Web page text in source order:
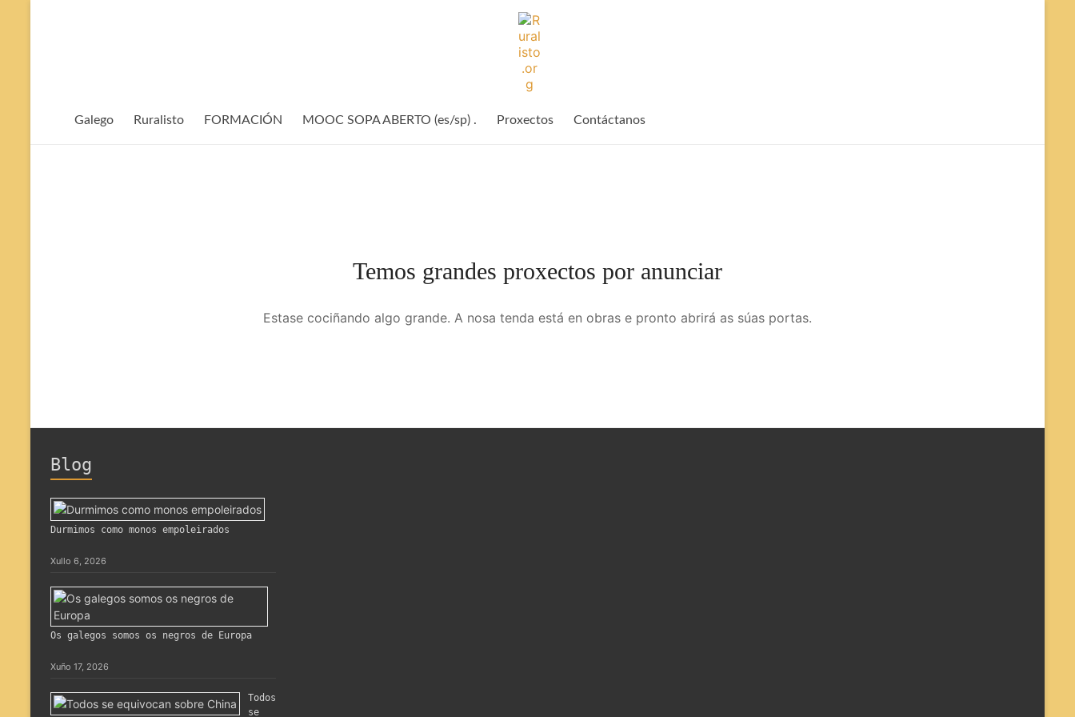
Ruralisto.org
rural
Galego Ruralisto FORMACIÓN MOOC SOPA ABERTO (es/sp) . Proxectos Contáctanos
Temos grandes proxectos por anunciar
Estase cociñando algo grande. A nosa tenda está en obras e pronto abrirá as súas portas.
Blog
Durmimos como monos empoleirados
Xullo 6, 2026
Os galegos somos os negros de Europa
Xuño 17, 2026
Todos
se